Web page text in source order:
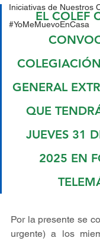
Iniciativas de Nuestros
#YoMeMuevoEnCasa
EL COLEF
GENERAL
QUE
JUEVES 31
2025 EN
Por la presente se
urgente) a los